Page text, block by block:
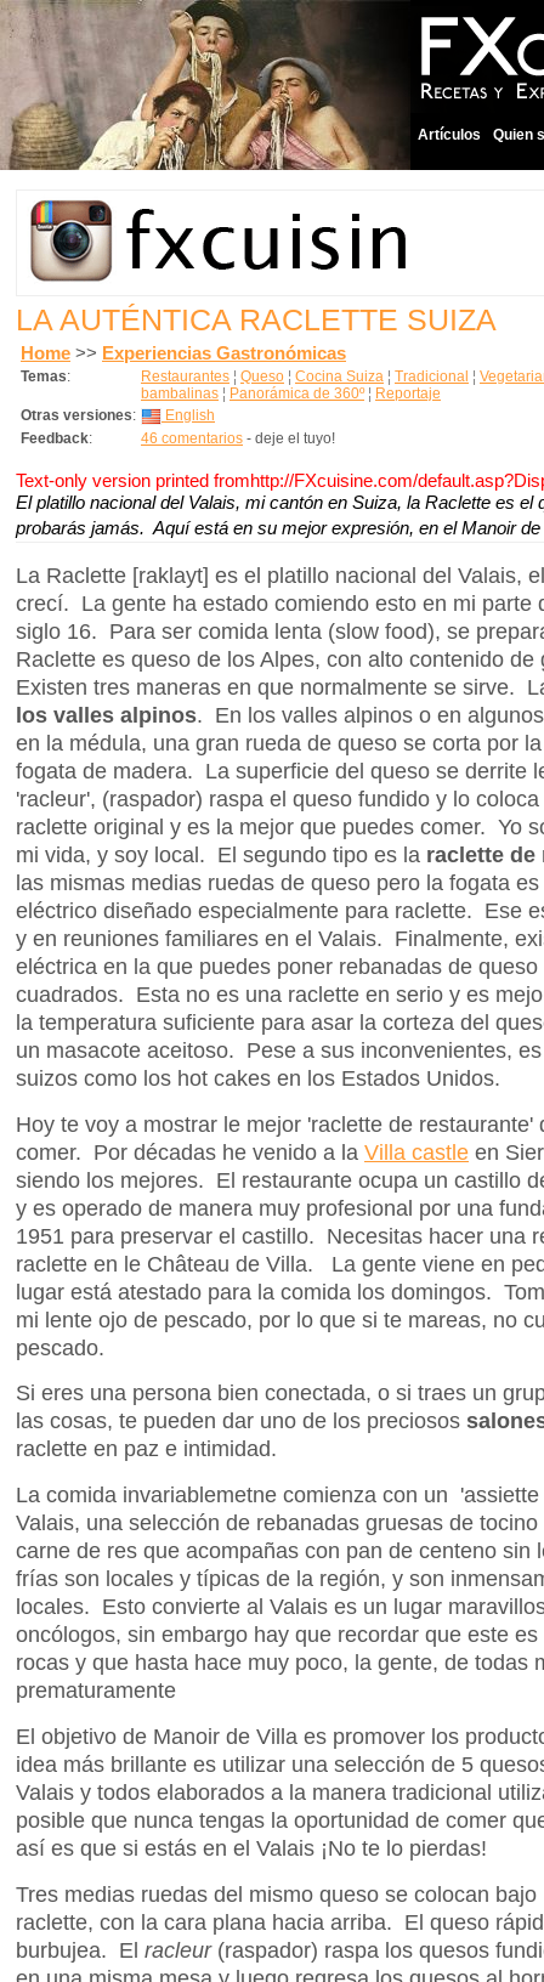
Artículos Quien
LA AUTÉNTICA RACLETTE SUIZA
Home >> Experiencias Gastronómicas
Temas: Restaurantes ¦ Queso ¦ Cocina Suiza ¦ Tradicional ¦
bambalinas ¦ Panorámica de 360º¦ Reportaje
Otras versiones:
English
Feedback: 46 comentarios - deje el tuyo!
Text-only version printed fromhttp://FXcuisine.com/
El platillo nacional del Valais, mi cantón en Suiza, la Raclette es
probarás jamás. Aquí está en su mejor expresión, en el Manoir de
La Raclette [raklayt] es el platillo nacional del Valais,
crecí. La gente ha estado comiendo esto en mi parte
siglo 16. Para ser comida lenta (slow food), se
Raclette es queso de los Alpes, con alto contenido
Existen tres maneras en que normalmente se sirve.
los valles alpinos. En los valles alpinos o en
en la médula, una gran rueda de queso se corta por
fogata de madera. La superficie del queso se derrite
'racleur', (raspador) raspa el queso fundido y lo
raclette original y es la mejor que puedes comer. Yo
mi vida, y soy local. El segundo tipo es la raclette de
las mismas medias ruedas de queso pero la fogata
eléctrico diseñado especialmente para raclette. Ese
y en reuniones familiares en el Valais. Finalmente,
eléctrica en la que puedes poner rebanadas de
cuadrados. Esta no es una raclette en serio y es
la temperatura suficiente para asar la corteza del
un masacote aceitoso. Pese a sus inconvenientes,
suizos como los hot cakes en los Estados Unidos.
Hoy te voy a mostrar le mejor 'raclette de
comer. Por décadas he venido a la Villa castle en
siendo los mejores. El restaurante ocupa un castillo
y es operado de manera muy profesional por una
1951 para preservar el castillo. Necesitas hacer una
raclette en le Château de Villa. La gente viene en
lugar está atestado para la comida los domingos.
mi lente ojo de pescado, por lo que si te mareas, no
pescado.
Si eres una persona bien conectada, o si traes un
las cosas, te pueden dar uno de los preciosos
raclette en paz e intimidad.
La comida invariablemetne comienza con un
Valais, una selección de rebanadas gruesas de
carne de res que acompañas con pan de centeno
frías son locales y típicas de la región, y son
locales. Esto convierte al Valais es un lugar
oncólogos, sin embargo hay que recordar que este
rocas y que hasta hace muy poco, la gente, de todas
prematuramente
El objetivo de Manoir de Villa es promover los
idea más brillante es utilizar una selección de 5
Valais y todos elaborados a la manera tradicional
posible que nunca tengas la oportunidad de comer
así es que si estás en el Valais ¡No te lo pierdas!
Tres medias ruedas del mismo queso se colocan bajo
raclette, con la cara plana hacia arriba. El queso
burbujea. El racleur(raspador) raspa los quesos